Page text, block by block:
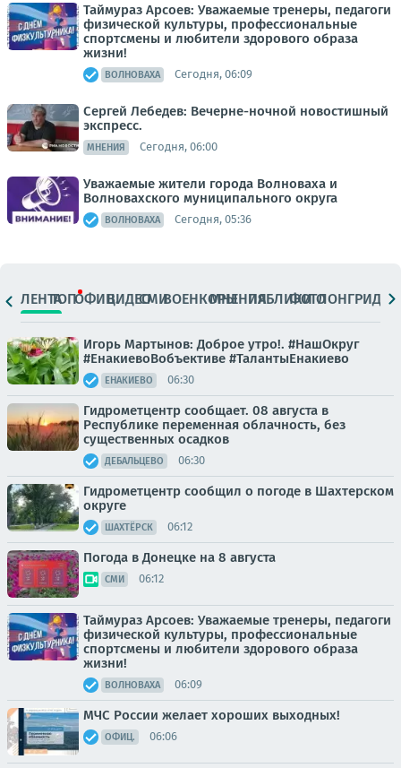
Таймураз Арсоев: Уважаемые тренеры, педагоги
физической культуры, профессиональные
спортсмены и любители здорового образа
жизни!
ВОЛНОВАХА Сегодня, 06:09
Сергей Лебедев: Вечерне-ночной новостишный
экспресс.
МНЕНИЯ Сегодня, 06:00
Уважаемые жители города Волноваха и
Волновахского муниципального округа
ВОЛНОВАХА Сегодня, 05:36
ЛЕНТАТОПОФИЦ.ВИДЕОСМИВОЕНКОРЫМНЕНИЯПАБЛИКИ
ФОТОЛОНГРИДЫ
Игорь Мартынов: Доброе утро!. #НашОкруг
#ЕнакиевоВобъективе #ТалантыЕнакиево
ЕНАКИЕВО 06:30
Гидрометцентр сообщает. 08 августа в
Республике переменная облачность, без
существенных осадков
ДЕБАЛЬЦЕВО 06:30
Гидрометцентр сообщил о погоде в Шахтерском
округе
ШАХТЁРСК 06:12
Погода в Донецке на 8 августа
СМИ 06:12
Таймураз Арсоев: Уважаемые тренеры, педагоги
физической культуры, профессиональные
спортсмены и любители здорового образа
жизни!
ВОЛНОВАХА 06:09
МЧС России желает хороших выходных!
ОФИЦ. 06:06